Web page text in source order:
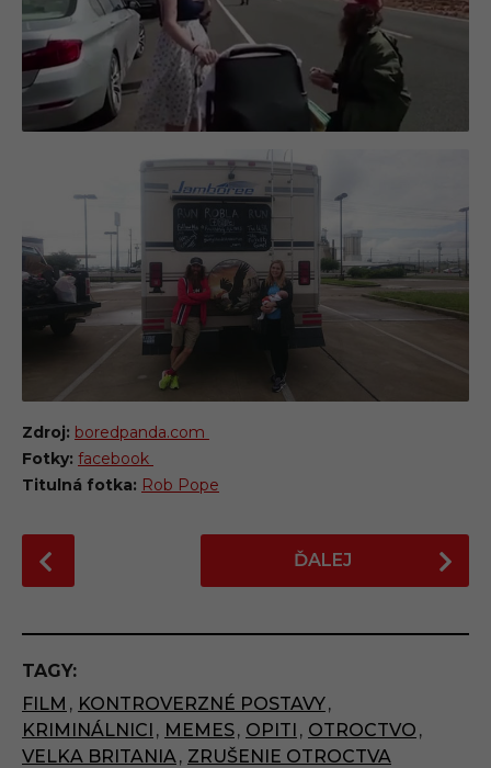
Zdroj: boredpanda.com
Fotky: facebook
Titulná fotka: Rob Pope
o
t
P
a
g
i
ĎALEJ
TAGY:
FILM , KONTROVERZNÉ POSTAVY,
KRIMINÁLNICI , MEMES, OPITI , OTROCTVO ,
VELKA BRITANIA , ZRUŠENIE OTROCTVA